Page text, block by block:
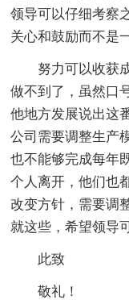
领导可以仔细考察
关心和鼓励而不是
努力可以收获
做不到了，虽然口
他地方发展说出这
公司需要调整生产
也不能够完成每年
个人离开，他们也
改变方针，需要调
就这些，希望领导
此致
敬礼！